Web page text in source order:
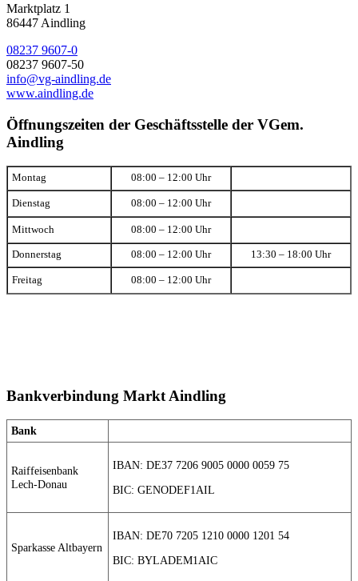
Marktplatz 1
86447 Aindling
08237 9607-0
08237 9607-50
info@vg-aindling.de
www.aindling.de
Öffnungszeiten der Geschäftsstelle der VGem.
Aindling
Montag 08:00 – 12:00 Uhr
Dienstag 08:00 – 12:00 Uhr
Mittwoch 08:00 – 12:00 Uhr
Donnerstag 08:00 – 12:00 Uhr 13:30 – 18:00 Uhr
Freitag 08:00 – 12:00 Uhr
Bankverbindung Markt Aindling
Bank
Raiffeisenbank
Lech-Donau
IBAN: DE37 7206 9005 0000 0059 75
BIC: GENODEF1AIL
Sparkasse Altbayern
IBAN: DE70 7205 1210 0000 1201 54
BIC: BYLADEM1AIC